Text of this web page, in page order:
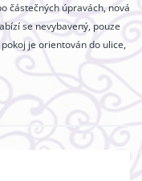
částečných úpravách, nová
se nevybavený, pouze
je orientován do ulice,
možné po domluvě
pronájmu garážového